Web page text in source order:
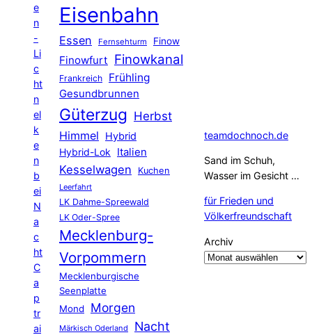
e
n
-
Li
c
ht
n
el
k
e
n
b
ei
N
a
c
ht
C
a
p
tr
ai
Eisenbahn
Essen Fernsehturm Finow
Finowfurt Finowkanal
Frankreich Frühling
Gesundbrunnen
Güterzug Herbst
Himmel
Hybrid
Hybrid-Lok Italien
Kesselwagen Kuchen
Leerfahrt
LK Dahme-Spreewald
LK Oder-Spree
Mecklenburg-
Vorpommern
Mecklenburgische
Seenplatte
Mond
Morgen
Märkisch Oderland Nacht
teamdochnoch.de
Sand im Schuh,
Wasser im Gesicht …
für Frieden und
Völkerfreundschaft
Archiv